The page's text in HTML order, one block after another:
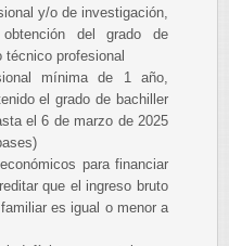
y/o de investigación,
del grado de
técnico profesional
mínima de 1 año,
el grado de bachiller
el 6 de marzo de 2025
para financiar
que el ingreso bruto
es igual o menor a